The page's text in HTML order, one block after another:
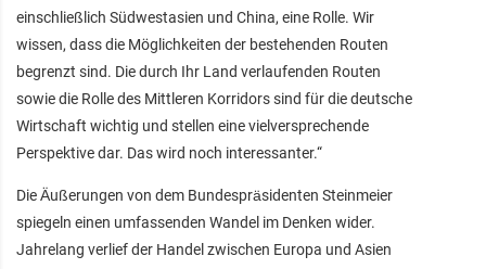
einschließlich Südwestasien und China, eine Rolle. Wir
wissen, dass die Möglichkeiten der bestehenden Routen
begrenzt sind. Die durch Ihr Land verlaufenden Routen
sowie die Rolle des Mittleren Korridors sind für die deutsche
Wirtschaft wichtig und stellen eine vielversprechende
Perspektive dar. Das wird noch interessanter.“
Die Äußerungen von dem Bundespräsidenten Steinmeier
spiegeln einen umfassenden Wandel im Denken wider.
Jahrelang verlief der Handel zwischen Europa und Asien